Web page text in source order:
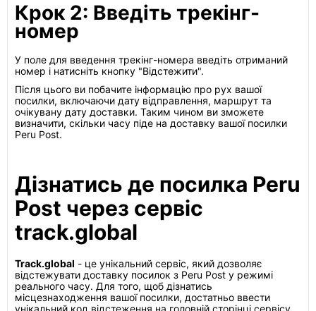
Крок 2: Введіть трекінг-
номер
У поле для введення трекінг-номера введіть отриманий
номер і натисніть кнопку "Відстежити".
Після цього ви побачите інформацію про рух вашої
посилки, включаючи дату відправлення, маршрут та
очікувану дату доставки. Таким чином ви зможете
визначити, скільки часу піде на доставку вашої посилки
Peru Post.
Дізнатись де посилка Peru
Post через сервіс
track.global
Track.global - це унікальний сервіс, який дозволяє
відстежувати доставку посилок з Peru Post у режимі
реального часу. Для того, щоб дізнатись
місцезнаходження вашої посилки, достатньо ввести
унікальний код відстеження на головній сторінці сервісу.